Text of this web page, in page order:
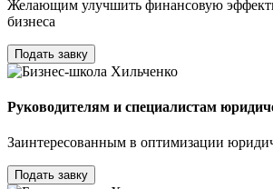
Желающим улучшить финансовую
бизнеса
Подать завку
Руководителям и специалистам
Заинтересованным в оптимизации
Подать завку